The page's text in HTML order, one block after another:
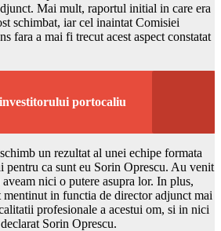
Mai mult, raportul initial in care era
schimbat, iar cel inaintat Comisiei
fara a mai fi trecut acest aspect constatat
portocaliu
un rezultat al unei echipe formata
pentru ca sunt eu Sorin Oprescu. Au venit
nici o putere asupra lor. In plus,
in functia de director adjunct mai
profesionale a acestui om, si in nici
Sorin Oprescu.